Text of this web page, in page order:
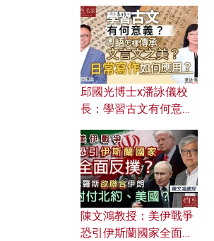
風險攻擊美軍，背後有
何盤算？
邱國光博士x潘詠儀校
長：學習古文有何意
文之美？ 日常寫作如何
應用？
陳文鴻教授：美伊戰爭
恐引伊斯蘭國家全面反